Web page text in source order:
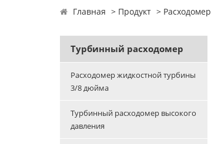
Главная Продукт Расходомер
Турбинный расходомер
Расходомер жидкостной турбины
3/8 дюйма
Турбинный расходомер высокого
давления